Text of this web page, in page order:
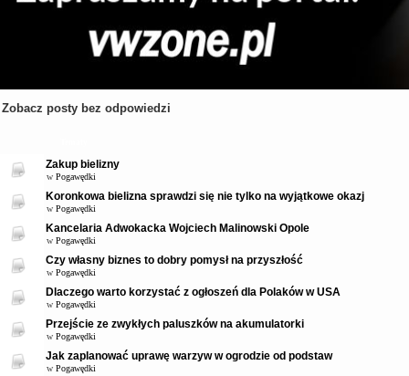
Zobacz posty bez odpowiedzi
Zakup bielizny
w Pogawędki
Koronkowa bielizna sprawdzi się nie tylko na wyjątkowe okazj
w Pogawędki
Kancelaria Adwokacka Wojciech Malinowski Opole
w Pogawędki
Czy własny biznes to dobry pomysł na przyszłość
w Pogawędki
Dlaczego warto korzystać z ogłoszeń dla Polaków w USA
w Pogawędki
Przejście ze zwykłych paluszków na akumulatorki
w Pogawędki
Jak zaplanować uprawę warzyw w ogrodzie od podstaw
w Pogawędki